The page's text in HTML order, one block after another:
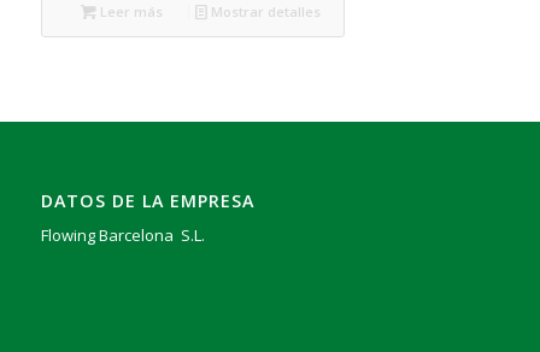
Leer más Mostrar detalles
DATOS DE LA EMPRESA
Flowing Barcelona S.L.